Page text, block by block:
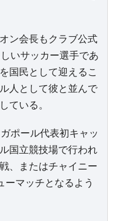
ン会長もクラブ公式
いサッカー選手であ
国民として迎えるこ
人として彼と並んで
ている。
ポール代表初キャッ
国立競技場で行われ
、またはチャイニー
ーマッチとなるよう